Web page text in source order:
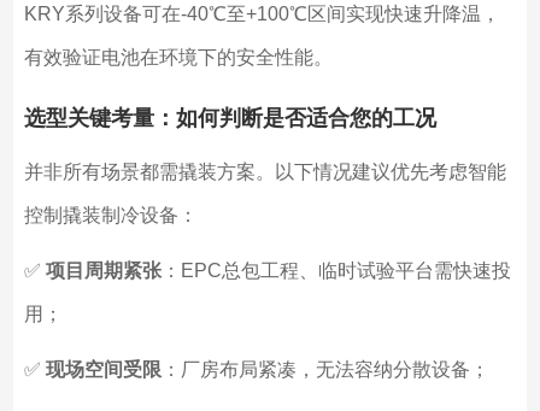
KRY系列设备可在-40℃至+100℃区间实现快速升降温，
有效验证电池在环境下的安全性能。
选型关键考量：如何判断是否适合您的工况
并非所有场景都需撬装方案。以下情况建议优先考虑智能
控制撬装制冷设备：
✅ 项目周期紧张：EPC总包工程、临时试验平台需快速投
用；
✅ 现场空间受限 ：厂房布局紧凑，无法容纳分散设备；